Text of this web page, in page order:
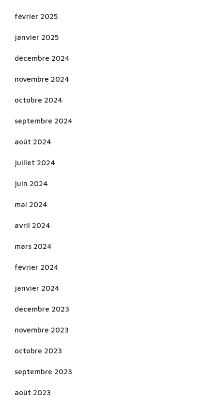
février 2025
janvier 2025
décembre 2024
novembre 2024
octobre 2024
septembre 2024
août 2024
juillet 2024
juin 2024
mai 2024
avril 2024
mars 2024
février 2024
janvier 2024
décembre 2023
novembre 2023
octobre 2023
septembre 2023
août 2023